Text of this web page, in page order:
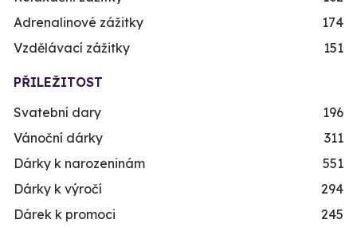
Adrenalinové zážitky
174
Vzdělávací zážitky
151
PŘILEŽITOST
Svatební dary
196
Vánoční dárky
311
Dárky k narozeninám
551
Dárky k výročí
294
Dárek k promoci
245